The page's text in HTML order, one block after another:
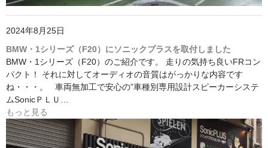
2024年8月25日
BMW・1シリーズ（F20）にソニックプラスを取付しました
BMW・1シリーズ（F20）のご紹介です。 走りの気持ち良いFRコン
パクト！ それに対してオーディオの音質はがっかりな内容です
ね・・・。 車両無加工で安心の”車種別専用設計スピーカーシステ
ムSonicＰＬＵ…
もっと見る